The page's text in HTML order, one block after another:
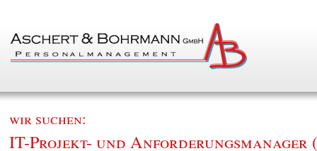
wir suchen:
IT-Projekt- und Anforderungsmanager